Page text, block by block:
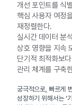
개선 포인트를 식
핵심 사용자 여정
재정렬한다.
실시간 데이터 분
상호 영향을 지속
단기적 최적화보
관리 체계를 구축
궁극적으로, 빠르게
성장하기 위해서는 ‘